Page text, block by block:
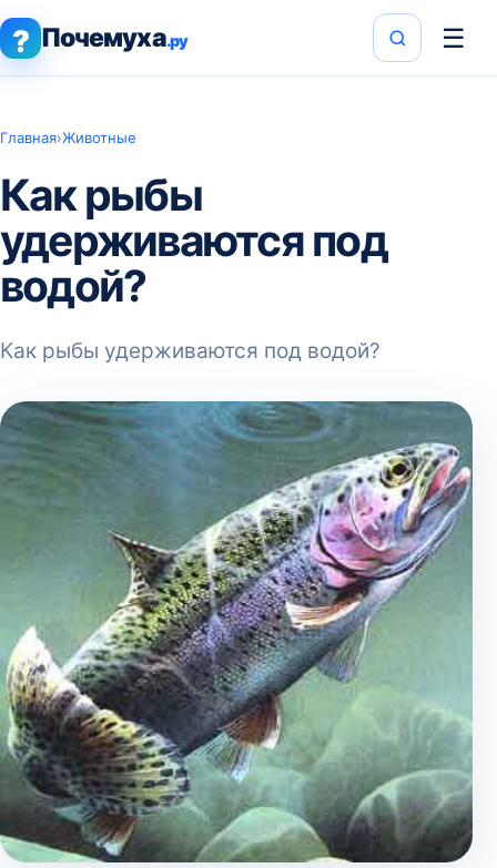
? Почемуха.ру ☰
Главная›Животные
Как рыбы
удерживаются под
водой?
Как рыбы удерживаются под водой?